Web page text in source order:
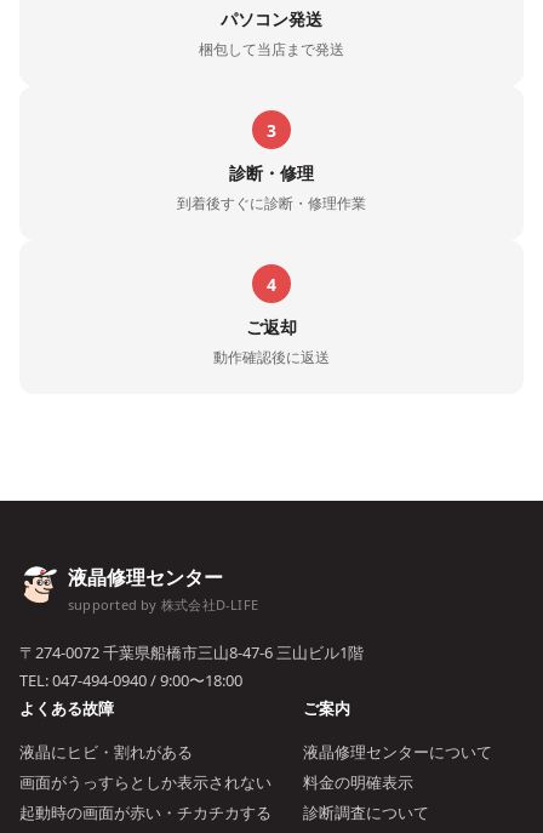
パソコン発送
梱包して当店まで発送
3
診断・修理
到着後すぐに診断・修理作業
4
ご返却
動作確認後に返送
液晶修理センター
supported by 株式会社D-LIFE
〒274-0072 千葉県船橋市三山8-47-6 三山ビル1階
TEL:047-494-0940/ 9:00〜18:00
よくある故障
液晶にヒビ・割れがある
画面がうっすらとしか表示されない
起動時の画面が赤い・チカチカする
ご案内
液晶修理センターについて
料金の明確表示
診断調査について